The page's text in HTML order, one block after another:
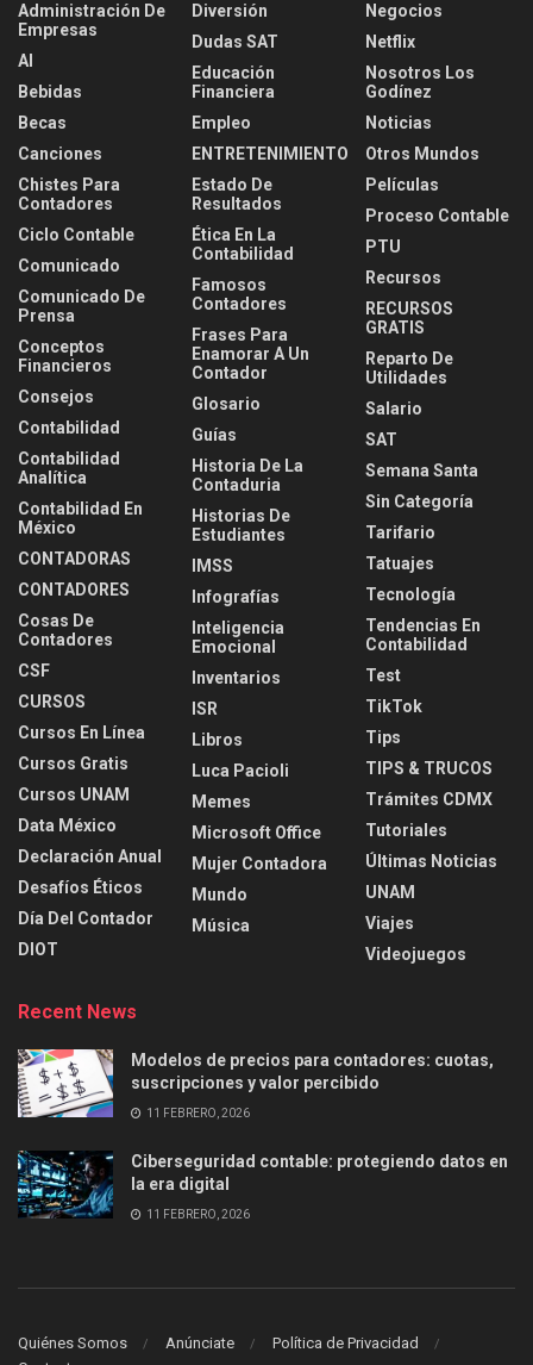
Administración De
Empresas
AI
Bebidas
Becas
Canciones
Chistes Para
Contadores
Ciclo Contable
Comunicado
Comunicado De
Prensa
Conceptos
Financieros
Consejos
Contabilidad
Contabilidad
Analítica
Contabilidad En
México
CONTADORAS
CONTADORES
Cosas De
Contadores
CSF
CURSOS
Cursos En Línea
Cursos Gratis
Cursos UNAM
Data México
Declaración Anual
Desafíos Éticos
Día Del Contador
DIOT
Diversión
Dudas SAT
Educación
Financiera
Empleo
ENTRETENIMIENTO
Estado De
Resultados
Ética En La
Contabilidad
Famosos
Contadores
Frases Para
Enamorar A Un
Contador
Glosario
Guías
Historia De La
Contaduria
Historias De
Estudiantes
IMSS
Infografías
Inteligencia
Emocional
Inventarios
ISR
Libros
Luca Pacioli
Memes
Microsoft Office
Mujer Contadora
Mundo
Música
Negocios
Netflix
Nosotros Los
Godínez
Noticias
Otros Mundos
Películas
Proceso Contable
PTU
Recursos
RECURSOS
GRATIS
Reparto De
Utilidades
Salario
SAT
Semana Santa
Sin Categoría
Tarifario
Tatuajes
Tecnología
Tendencias En
Contabilidad
Test
TikTok
Tips
TIPS & TRUCOS
Trámites CDMX
Tutoriales
Últimas Noticias
UNAM
Viajes
Videojuegos
Recent News
Modelos de precios para contadores: cuotas,
suscripciones y valor percibido
11 FEBRERO, 2026
Ciberseguridad contable: protegiendo datos en
la era digital
11 FEBRERO, 2026
Quiénes Somos Anúnciate
Política de Privacidad